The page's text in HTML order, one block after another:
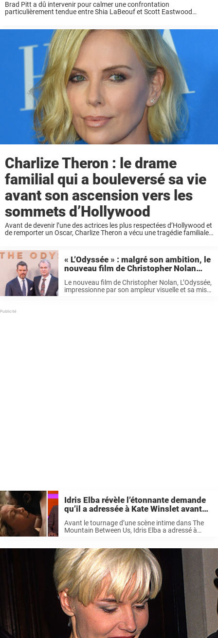
Brad Pitt a dû intervenir pour calmer une confrontation
particulièrement tendue entre Shia LaBeouf et Scott Eastwood
Charlize Theron : le drame
familial qui a bouleversé sa vie
avant son ascension vers les
sommets d’Hollywood
Avant de devenir l’une des actrices les plus respectées d’Hollywood et
de remporter un Oscar, Charlize Theron a vécu une tragédie familiale
« L’Odyssée » : malgré son ambition, le
nouveau film de Christopher Nolan
relance une critique récurrente
Le nouveau film de Christopher Nolan, L’Odyssée,
impressionne par son ampleur visuelle et sa mise
Idris Elba révèle l’étonnante demande
qu’il a adressée à Kate Winslet avant
une scène intime
Avant le tournage d’une scène intime dans The
Mountain Between Us, Idris Elba a adressé à
deux acteurs sont revenus sur cette anecdote ...